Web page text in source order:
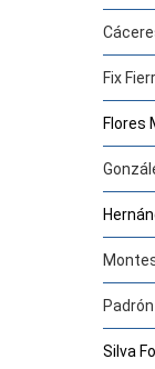
Fix
Flores
Silva